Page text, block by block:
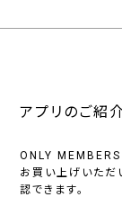
アプリのご紹
ONLY MEMBERS
お買い上げいただ
認できます。